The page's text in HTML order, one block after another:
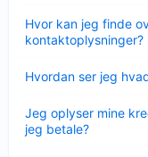
Hvor kan jeg finde
kontaktoplysninger?
Hvordan ser jeg
Jeg oplyser mine
jeg betale?